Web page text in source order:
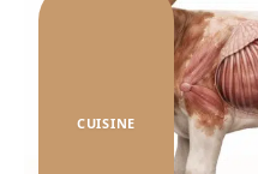
CUISINE